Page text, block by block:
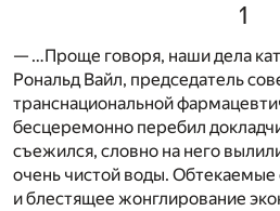
1
— …Проще говоря, наши дела
Рональд Вайл, председатель
транснациональной
бесцеремонно перебил
съежился, словно на него
очень чистой воды.
и блестящее жонглирование